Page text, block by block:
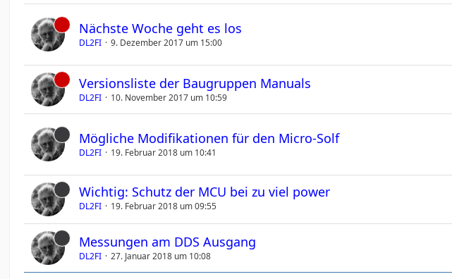
Nächste Woche geht es los
DL2FI 9. Dezember 2017 um 15:00
Versionsliste der Baugruppen Manuals
DL2FI 10. November 2017 um 10:59
Mögliche Modifikationen für den Micro-Solf
DL2FI 19. Februar 2018 um 10:41
Wichtig: Schutz der MCU bei zu viel power
DL2FI 19. Februar 2018 um 09:55
Messungen am DDS Ausgang
DL2FI 27. Januar 2018 um 10:08